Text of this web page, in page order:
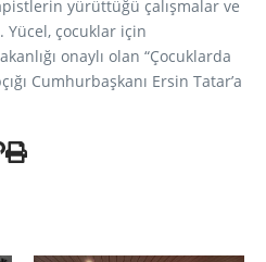
yürüttüğü çalışmalar ve
Yücel, çocuklar için
onaylı olan “Çocuklarda
Cumhurbaşkanı Ersin Tatar’a